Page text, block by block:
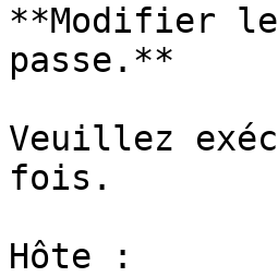
**Modifier
passe.**
Veuillez
fois.
Hôte :